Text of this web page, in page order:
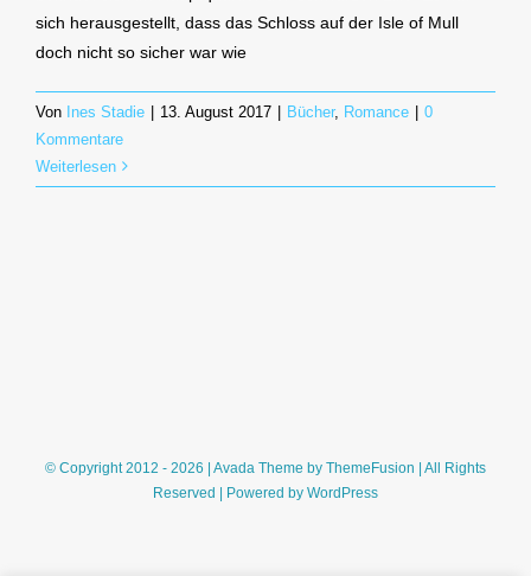
sich herausgestellt, dass das Schloss auf der Isle of Mull
doch nicht so sicher war wie
Von Ines Stadie | 13. August 2017 | Bücher, Romance | 0
Kommentare
Weiterlesen
© Copyright 2012 - 2026 | Avada Theme by ThemeFusion | All Rights
Reserved | Powered by WordPress